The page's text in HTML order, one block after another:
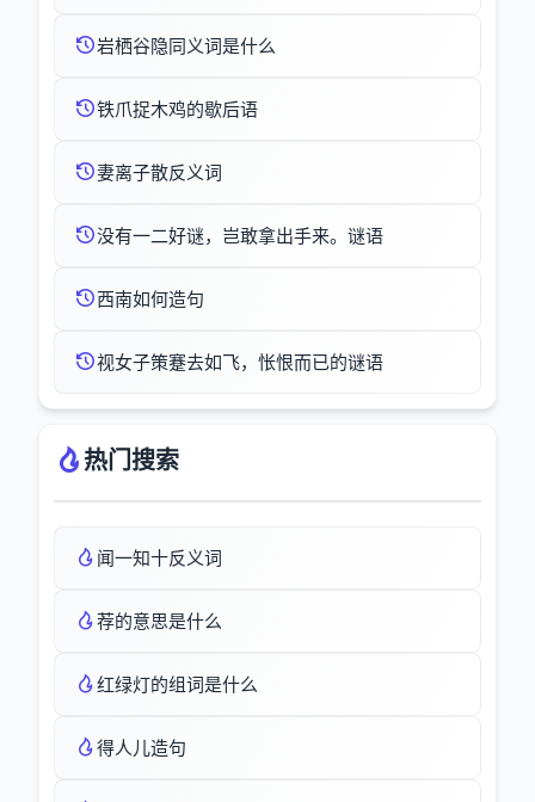
岩栖谷隐同义词是什么
铁爪捉木鸡的歇后语
妻离子散反义词
没有一二好谜，岂敢拿出手来。谜语
西南如何造句
视女子策蹇去如飞，怅恨而已的谜语
热门搜索
闻一知十反义词
荐的意思是什么
红绿灯的组词是什么
得人儿造句